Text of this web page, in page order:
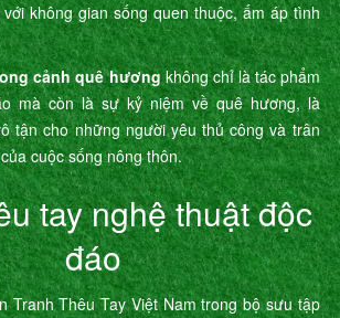
không gian sống quen thuộc, ấm áp tình
cảnh quê hươngkhông chỉ là tác phẩm
mà còn là sự kỷ niệm về quê hương, là
tận cho những người yêu thủ công và trân
cuộc sống nông thôn.
tay nghệ thuật độc
đáo
Tranh Thêu Tay Việt Nam trong bộ sưu tập